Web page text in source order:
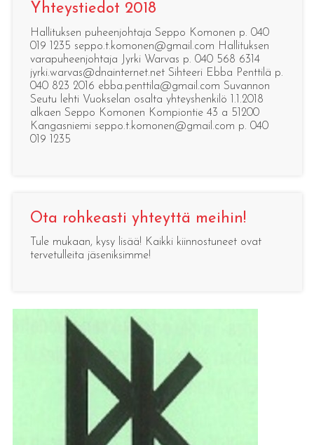
Yhteystiedot 2018
Hallituksen puheenjohtaja Seppo Komonen p. 040
019 1235 seppo.t.komonen@gmail.com Hallituksen
varapuheenjohtaja Jyrki Warvas p. 040 568 6314
jyrki.warvas@dnainternet.net Sihteeri Ebba Penttilä p.
040 823 2016 ebba.penttila@gmail.com Suvannon
Seutu lehti Vuokselan osalta yhteyshenkilö 1.1.2018
alkaen Seppo Komonen Kompiontie 43 a 51200
Kangasniemi seppo.t.komonen@gmail.com p. 040
019 1235
Ota rohkeasti yhteyttä meihin!
Tule mukaan, kysy lisää! Kaikki kiinnostuneet ovat
tervetulleita jäseniksimme!